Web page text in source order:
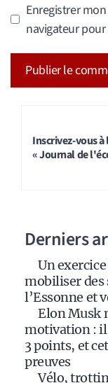
Enregistrer
navigateur
Inscrivez-vous
« Journal de
Derniers
Un
mobiliser des
l’Essonne et
Elon Musk
motivation : il
3 points, et
preuves
Vélo,